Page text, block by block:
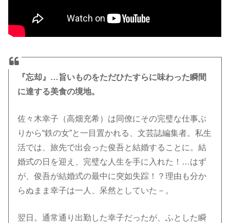
『忘却』…旨いものをただひたすらに味わった瞬間
に達する美食の境地。
佐々木幸子（高畑充希）は同僚にその完璧な仕事ぶ
りから“鉄の女”と一目置かれる、文芸誌編集者。私生
活では、旅先で出会った俊吾と結婚することに。結
婚式の日を迎え、完璧な人生を手に入れた！…はず
が、俊吾が結婚式の最中に突如失踪！？理由も分か
らぬまま幸子は一人、呆然としていた－。
翌日。通常通り出勤した幸子だったが、ふとした瞬